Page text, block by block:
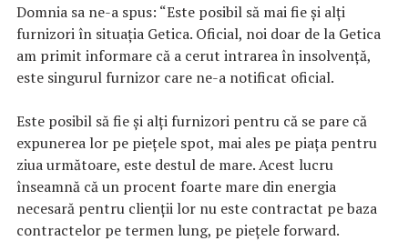
Domnia sa ne-a spus: “Este posibil să mai fie și alți
furnizori în situația Getica. Oficial, noi doar de la Getica
am primit informare că a cerut intrarea în insolvență,
este singurul furnizor care ne-a notificat oficial.
Este posibil să fie și alți furnizori pentru că se pare că
expunerea lor pe piețele spot, mai ales pe piața pentru
ziua următoare, este destul de mare. Acest lucru
înseamnă că un procent foarte mare din energia
necesară pentru clienții lor nu este contractat pe baza
contractelor pe termen lung, pe piețele forward.